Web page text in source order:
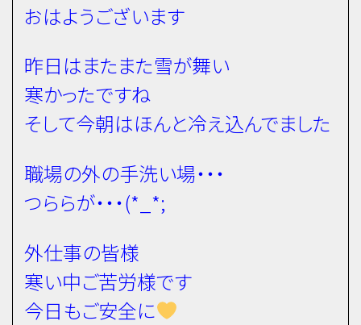
おはようございます
昨日はまたまた雪が舞い
寒かったですね
そして今朝はほんと冷え込んでました
職場の外の手洗い場・・・
つららが・・・(*_*;
外仕事の皆様
寒い中ご苦労様です
今日もご安全に